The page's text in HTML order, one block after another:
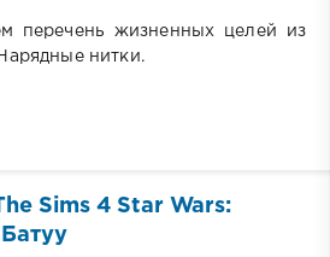
перечень жизненных целей из
нитки.
Sims 4 Star Wars: